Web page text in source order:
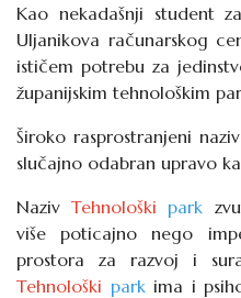
Kao nekadašnji student
Uljanikova računarskog
ističem potrebu za
županijskim tehnološkim
Široko rasprostranjeni naziv
slučajno odabran upravo
NazivTehnološki park
više poticajno nego
prostora za razvoj i
Tehnološki park ima i